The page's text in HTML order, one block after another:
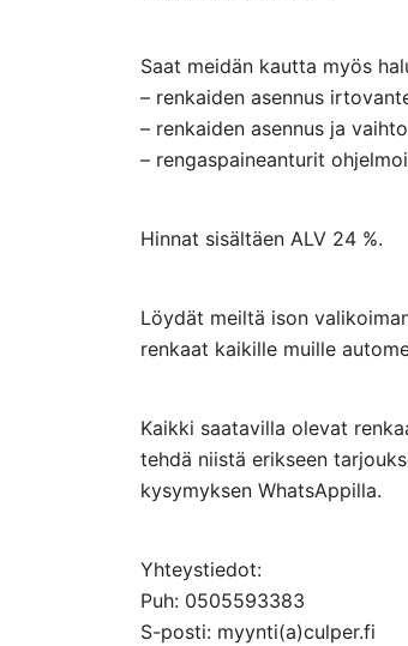
Saat meidän kautta myös
– renkaiden asennus
– renkaiden asennus ja
– rengaspaineanturit
Hinnat sisältäen ALV 24 %.
Löydät meiltä ison
renkaat kaikille muille
Kaikki saatavilla olevat
tehdä niistä erikseen
kysymyksen WhatsAppilla.
Yhteystiedot:
Puh: 0505593383
S-posti: myynti(a)culper.fi